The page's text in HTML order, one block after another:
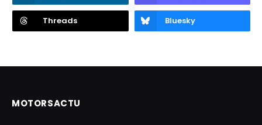
Threads Bluesky
MOTORSACTU